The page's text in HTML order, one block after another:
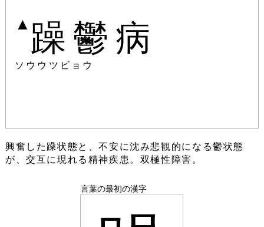
▲ 躁鬱病
ソウウツビョウ
興奮した躁状態と、不安に沈み悲観的になる鬱状態
が、交互に現れる精神疾患。双極性障害。
言葉の最初の漢字